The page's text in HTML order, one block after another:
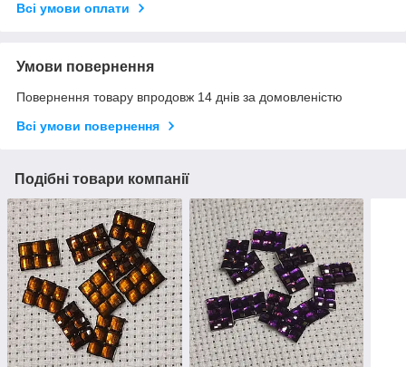
Всі умови оплати
Умови повернення
Повернення товару впродовж 14 днів за домовленістю
Всі умови повернення
Подібні товари компанії